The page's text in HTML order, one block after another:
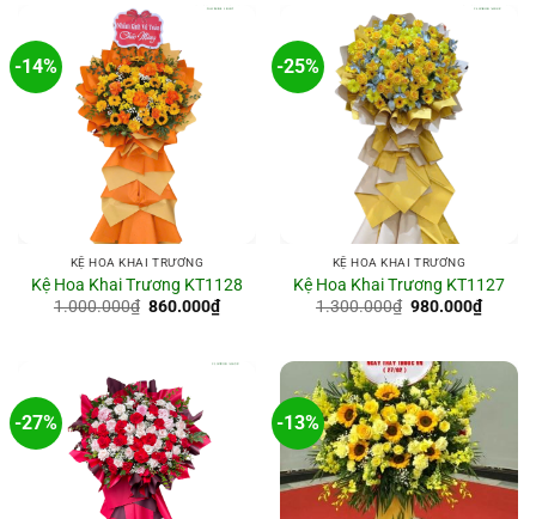
820.000₫.
-14%
KỆ HOA KHAI TRƯƠNG
Kệ Hoa Khai Trương KT1128
1.000.000₫ Giá
860.000₫Giá
hiện
860.000₫.
-25%
KỆ HOA KHAI TRƯƠNG
Kệ Hoa Khai Trương KT1127
1.300.000₫ Giá
980.000₫Giá
hiện
-27% -13%